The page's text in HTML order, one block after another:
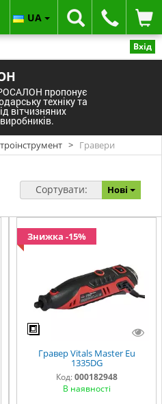
Вхід
пропонує
техніку та
вітчизняних
UA
> Гравери
Сортувати: Нові
Знижка -15%
Гравер Vitals Master Eu
1335DG
Код: 000182948
В наявності